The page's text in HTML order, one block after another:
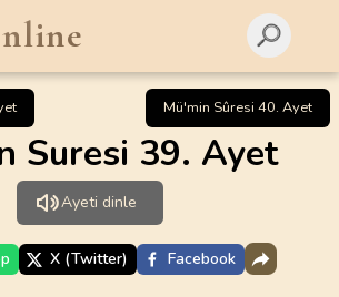
Mü'min Sûresi 40. Ayet
Suresi 39. Ayet
Ayeti dinle
X (Twitter) Facebook